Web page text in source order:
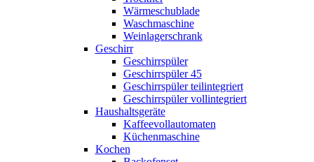
Wärmeschublade
Waschmaschine
Weinlagerschrank
Geschirr
Geschirrspüler
Geschirrspüler 45
Geschirrspüler teilintegriert
Geschirrspüler vollintegriert
Haushaltsgeräte
Kaffeevollautomaten
Küchenmaschine
Kochen